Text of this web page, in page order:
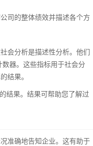
司的整体绩效并描述各个方
会分析是描述性分析。他们
器。这些指标用于社会分
结果。
结果。结果可帮助您了解过
准确地告知企业。这有助于